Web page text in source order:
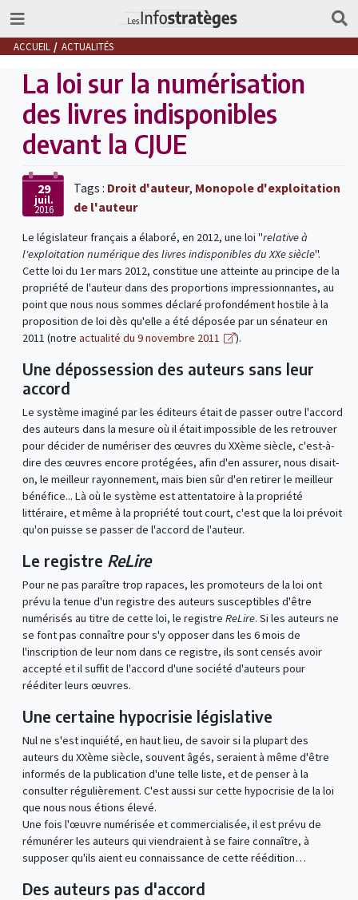
ACCUEIL ACTUALITÉS
La loi sur la numérisation
des livres indisponibles
devant la CJUE
29
juil.
2016
Tags : Droit d'auteur, Monopole d'exploitation
de l'auteur
Le législateur français a élaboré, en 2012, une loi "relative à
l'exploitation numérique des livres indisponibles du XXe siècle".
Cette loi du 1er mars 2012, constitue une atteinte au principe de la
propriété de l'auteur dans des proportions impressionnantes, au
point que nous nous sommes déclaré profondément hostile à la
proposition de loi dès qu'elle a été déposée par un sénateur en
2011 (notre actualité du 9 novembre 2011 ).
Une dépossession des auteurs sans leur
accord
Le système imaginé par les éditeurs était de passer outre l'accord
des auteurs dans la mesure où il était impossible de les retrouver
pour décider de numériser des œuvres du XXème siècle, c'est-à-
dire des œuvres encore protégées, afin d'en assurer, nous disait-
on, le meilleur rayonnement, mais bien sûr d'en retirer le meilleur
bénéfice... Là où le système est attentatoire à la propriété
littéraire, et même à la propriété tout court, c'est que la loi prévoit
qu'on puisse se passer de l'accord de l'auteur.
Le registre ReLire
Pour ne pas paraître trop rapaces, les promoteurs de la loi ont
prévu la tenue d'un registre des auteurs susceptibles d'être
numérisés au titre de cette loi, le registre ReLire. Si les auteurs ne
se font pas connaître pour s'y opposer dans les 6 mois de
l'inscription de leur nom dans ce registre, ils sont censés avoir
accepté et il suffit de l'accord d'une société d'auteurs pour
rééditer leurs œuvres.
Une certaine hypocrisie législative
Nul ne s'est inquiété, en haut lieu, de savoir si la plupart des
auteurs du XXème siècle, souvent âgés, seraient à même d'être
informés de la publication d'une telle liste, et de penser à la
consulter régulièrement. C'est aussi sur cette hypocrisie de la loi
que nous nous étions élevé.
Une fois l'œuvre numérisée et commercialisée, il est prévu de
rémunérer les auteurs qui viendraient à se faire connaître, à
supposer qu'ils aient eu connaissance de cette réédition…
Des auteurs pas d'accord